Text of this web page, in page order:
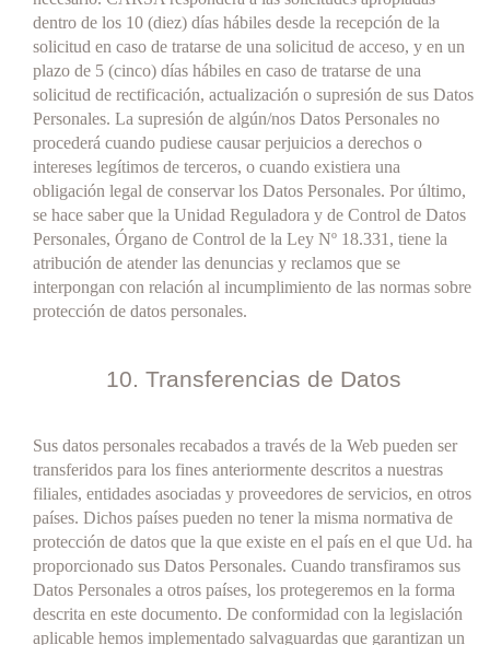
dentro de los 10 (diez) días hábiles desde la recepción de la
solicitud en caso de tratarse de una solicitud de acceso, y en un
plazo de 5 (cinco) días hábiles en caso de tratarse de una
solicitud de rectificación, actualización o supresión de sus Datos
Personales. La supresión de algún/nos Datos Personales no
procederá cuando pudiese causar perjuicios a derechos o
intereses legítimos de terceros, o cuando existiera una
obligación legal de conservar los Datos Personales. Por último,
se hace saber que la Unidad Reguladora y de Control de Datos
Personales, Órgano de Control de la Ley Nº 18.331, tiene la
atribución de atender las denuncias y reclamos que se
interpongan con relación al incumplimiento de las normas sobre
protección de datos personales.
10. Transferencias de Datos
Sus datos personales recabados a través de la Web pueden ser
transferidos para los fines anteriormente descritos a nuestras
filiales, entidades asociadas y proveedores de servicios, en otros
países. Dichos países pueden no tener la misma normativa de
protección de datos que la que existe en el país en el que Ud. ha
proporcionado sus Datos Personales. Cuando transfiramos sus
Datos Personales a otros países, los protegeremos en la forma
descrita en este documento. De conformidad con la legislación
aplicable hemos implementado salvaguardas que garantizan un